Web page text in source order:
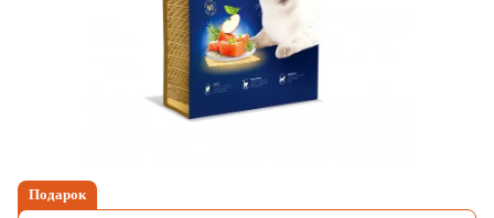
Подарок